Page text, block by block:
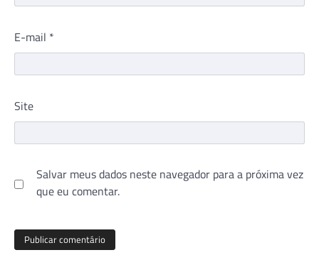
E-mail *
Site
Salvar meus dados neste navegador para a próxima vez
que eu comentar.